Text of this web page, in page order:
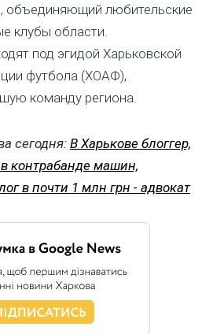
объединяющий любительские
клубы области.
под эгидой Харьковской
футбола (ХОАФ),
команду региона.
сегодня: В Харькове блоггер,
контрабанде машин,
в почти 1 млн грн - адвокат